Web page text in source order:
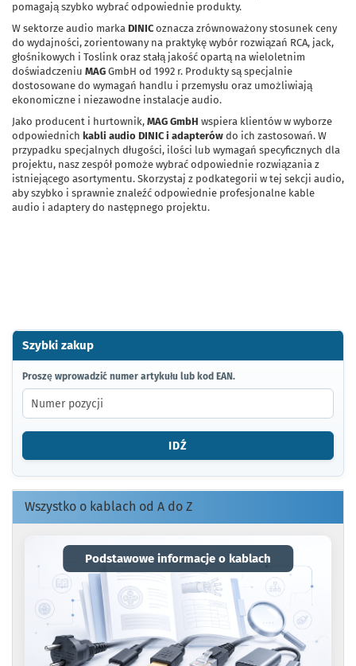
pomagają szybko wybrać odpowiednie produkty.
W sektorze audio marka DINIC oznacza zrównoważony stosunek ceny
do wydajności, zorientowany na praktykę wybór rozwiązań RCA, jack,
głośnikowych i Toslink oraz stałą jakość opartą na wieloletnim
doświadczeniu MAG GmbH od 1992 r. Produkty są specjalnie
dostosowane do wymagań handlu i przemysłu oraz umożliwiają
ekonomiczne i niezawodne instalacje audio.
Jako producent i hurtownik, MAG GmbH wspiera klientów w wyborze
odpowiednich kabli audio DINIC i adapterów do ich zastosowań. W
przypadku specjalnych długości, ilości lub wymagań specyficznych dla
projektu, nasz zespół pomoże wybrać odpowiednie rozwiązania z
istniejącego asortymentu. Skorzystaj z podkategorii w tej sekcji audio,
aby szybko i sprawnie znaleźć odpowiednie profesjonalne kable
audio i adaptery do następnego projektu.
Szybki zakup
PROSZĘ
WPROWADZIĆ
NUMER
ARTYKUŁU
LUB
EAN.
Proszę wprowadzić numer artykułu lub kod EAN.
IDŹ
Wszystko o kablach od A do Z
Podstawowe informacje o kablach